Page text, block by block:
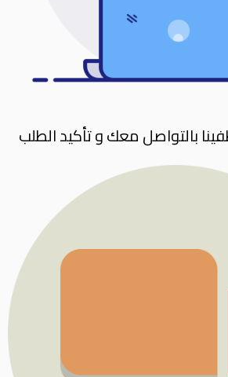
بالتواصل معك و تأكيد الطلب